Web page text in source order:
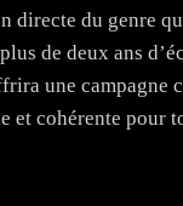
directe du genre
de deux ans
une campagne
et cohérente pour